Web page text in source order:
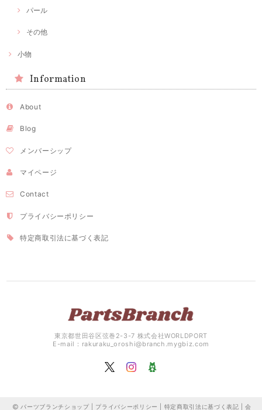
パール
その他
小物
Information
About
Blog
メンバーシップ
マイページ
Contact
プライバシーポリシー
特定商取引法に基づく表記
東京都世田谷区弦巻2-3-7 株式会社WORLDPORT
E-mail： rakuraku_oroshi@branch.mygbiz.com
パーツブランチショップ | プライバシーポリシー 特定商取引法に基づく表記 |会